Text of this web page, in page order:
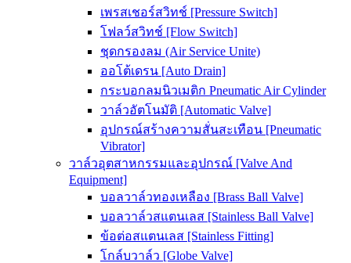
เพรสเชอร์สวิทช์ [Pressure Switch]
โฟลว์สวิทช์ [Flow Switch]
ชุดกรองลม (Air Service Unite)
ออโต้เดรน [Auto Drain]
กระบอกลมนิวเมติก Pneumatic Air Cylinder
วาล์วอัตโนมัติ [Automatic Valve]
อุปกรณ์สร้างความสั่นสะเทือน [Pneumatic
Vibrator]
วาล์วอุตสาหกรรมและอุปกรณ์ [Valve And
Equipment]
บอลวาล์วทองเหลือง [Brass Ball Valve]
บอลวาล์วสแตนเลส [Stainless Ball Valve]
ข้อต่อสแตนเลส [Stainless Fitting]
โกล์บวาล์ว [Globe Valve]